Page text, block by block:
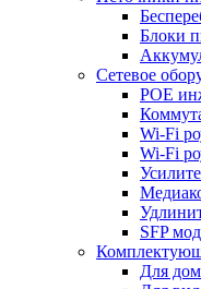
Блоки
Сетевое
POE
Wi-Fi
Wi-Fi
SFP
Для